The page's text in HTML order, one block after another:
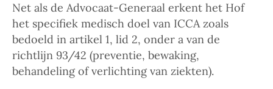
Net als de Advocaat-Generaal erkent het Hof
het specifiek medisch doel van ICCA zoals
bedoeld in artikel 1, lid 2, onder a van de
richtlijn 93/42 (preventie, bewaking,
behandeling of verlichting van ziekten).